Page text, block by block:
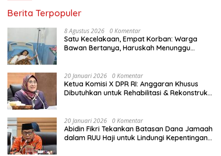
Berita Terpopuler
8 Agustus 2026 0 Komentar
Satu Kecelakaan, Empat Korban: Warga
Bawan Bertanya, Haruskah Menunggu
20 Januari 2026 0 Komentar
Ketua Komisi X DPR RI: Anggaran Khusus
Dibutuhkan untuk Rehabilitasi & Rekonstruksi
20 Januari 2026 0 Komentar
Abidin Fikri Tekankan Batasan Dana Jamaah
dalam RUU Haji untuk Lindungi Kepentingan